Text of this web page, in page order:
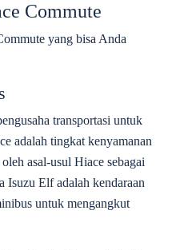
Commute
yang bisa Anda
transportasi untuk
adalah tingkat kenyamanan
asal-usul Hiace sebagai
Isuzu Elf adalah kendaraan
untuk mengangkut